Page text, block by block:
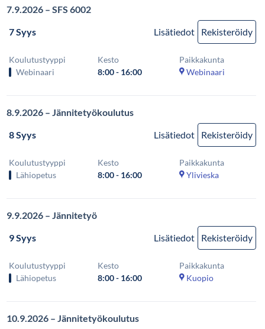
7.9.2026 – SFS 6002
7 Syys
Lisätiedot Rekisteröidy
Koulutustyyppi
Webinaari
Kesto
8:00 - 16:00
Paikkakunta
Webinaari
8.9.2026 – Jännitetyökoulutus
8 Syys
Lisätiedot Rekisteröidy
Koulutustyyppi
Lähiopetus
Kesto
8:00 - 16:00
Paikkakunta
Ylivieska
9.9.2026 – Jännitetyö
9 Syys
Lisätiedot Rekisteröidy
Koulutustyyppi
Lähiopetus
Kesto
8:00 - 16:00
Paikkakunta
Kuopio
10.9.2026 – Jännitetyökoulutus